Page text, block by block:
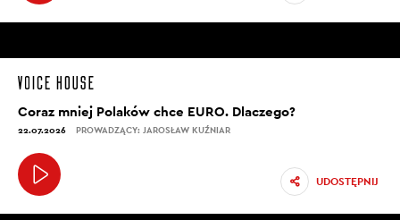
Coraz mniej Polaków chce EURO. Dlaczego?
22.07.2026 PROWADZĄCY: JAROSŁAW KUŹNIAR
UDOSTĘPNIJ